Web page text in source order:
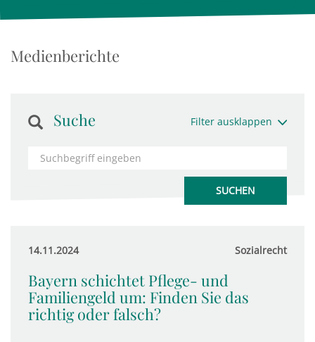
Medienberichte
Suche Filter ausklappen
14.11.2024 Sozialrecht
Bayern schichtet Pflege- und
Familiengeld um: Finden Sie das
richtig oder falsch?